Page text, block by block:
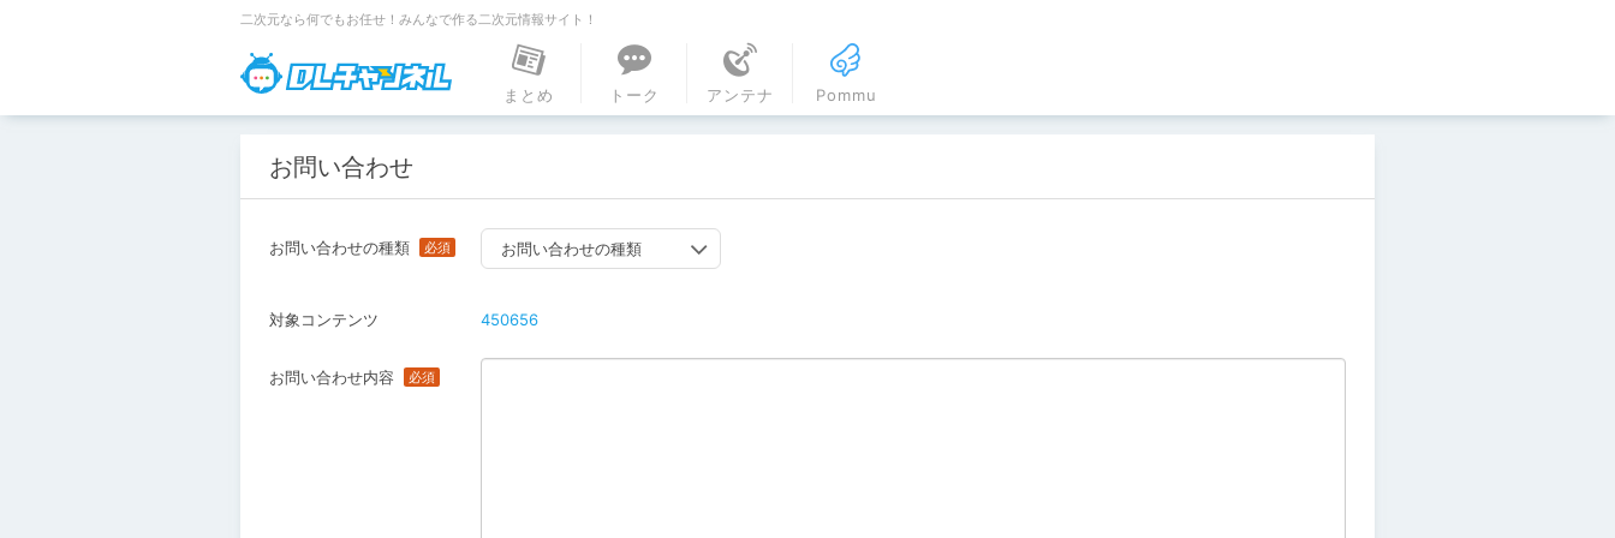
二次元なら何でもお任せ！みんなで作る二次元情報サイト！
DLチャンネル
まとめ
トーク アンテナ Pommu
お問い合わせ
お問い合わせの種類 お問い合わせの種類
対象コンテンツ 450656
お問い合わせ内容